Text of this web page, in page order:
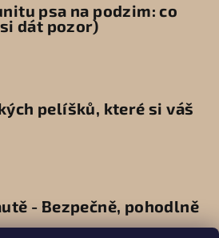
psa na podzim: co
dát pozor)
pelíšků, které si váš
- Bezpečně, pohodlně